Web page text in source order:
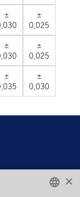
±
±
0,025
±
±
0,025
±
±
0,030
×